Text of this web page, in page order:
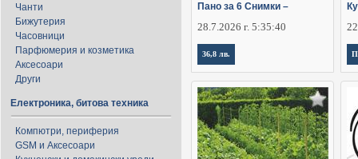
Чанти
Бижутерия
Часовници
Парфюмерия и козметика
Аксесоари
Други
Електроника, битова техника
Компютри, периферия
GSM и Аксесоари
Пано за 6 Снимки –
28.7.2026 г. 5:35:40
36,8 лв.